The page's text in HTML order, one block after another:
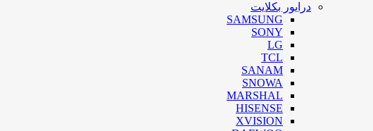
درایور بکلایت
SAMSUNG
SONY
LG
TCL
SANAM
SNOWA
MARSHAL
HISENSE
XVISION